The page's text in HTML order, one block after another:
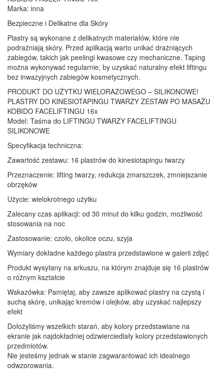
Marka: inna
Bezpieczne i Delikatne dla Skóry
Plastry są wykonane z delikatnych materiałów, które nie
podrażniają skóry. Przed aplikacją warto unikać drażniących
zabiegów, takich jak peelingi kwasowe czy mechaniczne. Taping
można wykonywać regularnie, by uzyskać naturalny efekt liftingu
bez inwazyjnych zabiegów kosmetycznych.
PRODUKT DO UŻYTKU WIELORAZOWEGO – SILIKONOWE!
PLASTRY DO KINESIOTAPINGU TWARZY ZESTAW PO MASAŻU
KOBIDO FACELIFTINGU 16x
Model: Taśma do LIFTINGU TWARZY FACELIFTINGU
SILIKONOWE
Specyfikacja techniczna:
Zawartość zestawu: 16 plastrów do kinesiotapingu twarzy
Przeznaczenie: lifting twarzy, redukcja zmarszczek, zmniejszanie
obrzęków
Użycie: wielokrotnego użytku
Zalecany czas aplikacji: od 30 minut do kilku godzin, możliwość
stosowania na noc
Zastosowanie: czoło, okolice oczu, szyja
Wymiary dokładne każdego plastra przedstawione w galerii zdjęć
Produkt wysyłany na arkuszu, na którym znajduje się 16 plastrów
o różnym kształcie
Wskazówka: Pamiętaj, aby zawsze aplikować plastry na czystą i
suchą skórę, unikając kremów i olejków, aby uzyskać najlepszy
efekt
Dołożyliśmy wszelkich starań, aby kolory przedstawiane na
ekranie jak najdokładniej odzwierciedlały kolory przedstawionych
przedmiotów.
Nie jesteśmy jednak w stanie zagwarantować ich idealnego
odwzorowania.